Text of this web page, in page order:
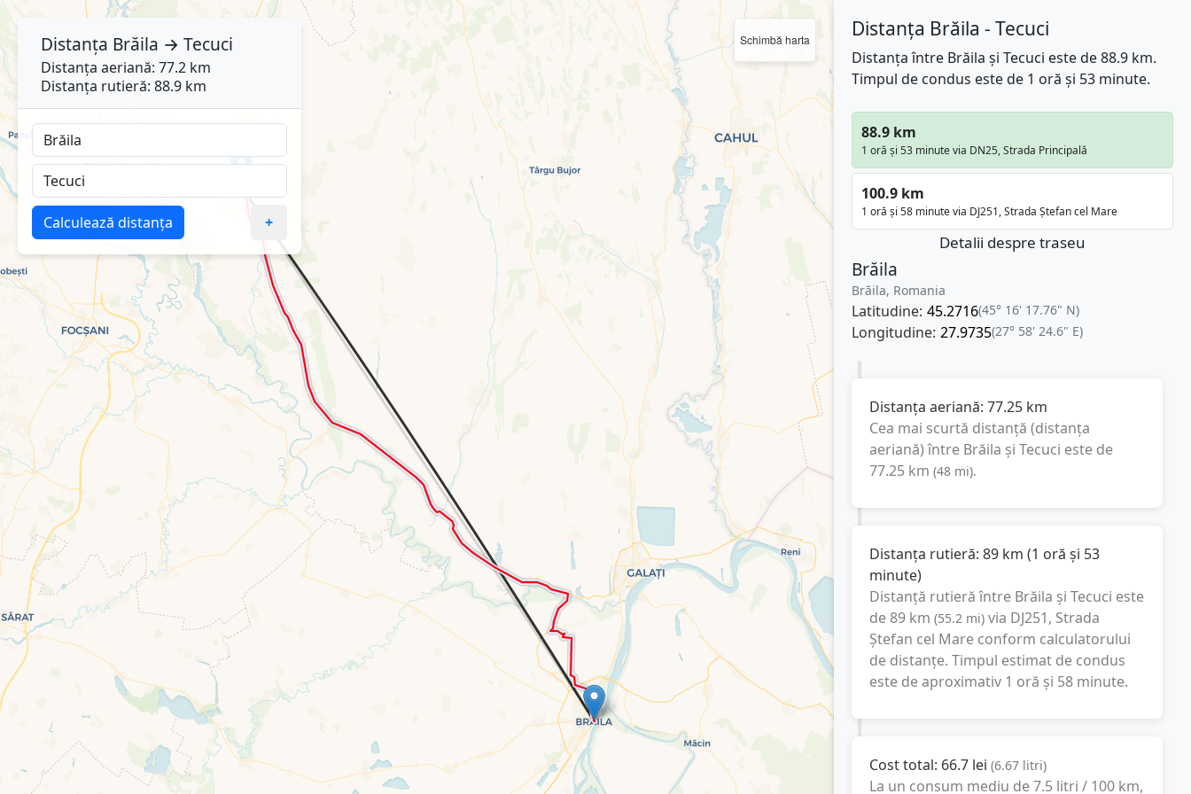
Schimbă harta Distanța Brăila - Tecuci
Distanța între Brăila și Tecuci este de 88.9 km.
Timpul de condus este de 1 oră și 53 minute.
88.9 km
1 oră și 53 minute via DN25, Strada Principală
100.9 km
1 oră și 58 minute via DJ251, Strada Ștefan cel Mare
Detalii despre traseu
Brăila
Brăila, Romania
Latitudine: 45.2716(45° 16' 17.76" N)
Longitudine: 27.9735(27° 58' 24.6" E)
Distanța aeriană: 77.25 km
Cea mai scurtă distanță (distanța
aeriană) între Brăila și Tecuci este de
77.25 km (48 mi).
Distanța rutieră: 89 km (1 oră și 53
minute)
Distanță rutieră între Brăila și Tecuci este
de 89 km (55.2 mi) via DJ251, Strada
Ștefan cel Mareconform calculatorului
de distanțe. Timpul estimat de condus
este de aproximativ 1 oră și 58 minute.
Cost total: 66.7 lei (6.67 litri)
La un consum mediu de7.5 litri / 100 km,
Distanța Brăila → Tecuci
Distanța aeriană: 77.2 km
Distanța rutieră: 88.9 km
Calculează distanța +